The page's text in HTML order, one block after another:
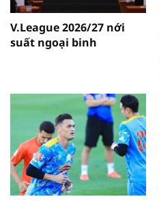
V.League 2026/27 nới
suất ngoại binh